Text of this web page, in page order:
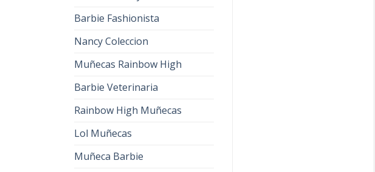
Barbie Fashionista
Nancy Coleccion
Muñecas Rainbow High
Barbie Veterinaria
Rainbow High Muñecas
Lol Muñecas
Muñeca Barbie